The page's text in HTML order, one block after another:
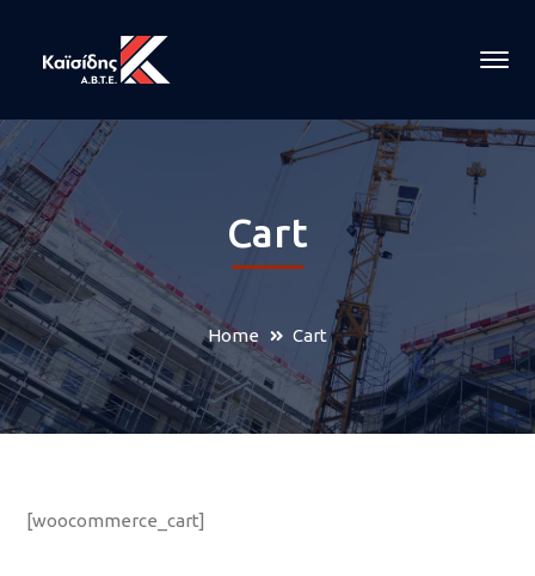
Cart
Home Cart
[woocommerce_cart]